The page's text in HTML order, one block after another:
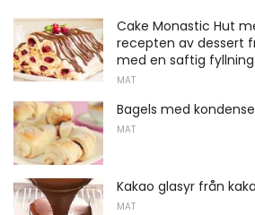
Cake Monastic Hut
recepten av dessert
med en saftig fyllning
MAT
Bagels med
MAT
Kakao glasyr från
MAT